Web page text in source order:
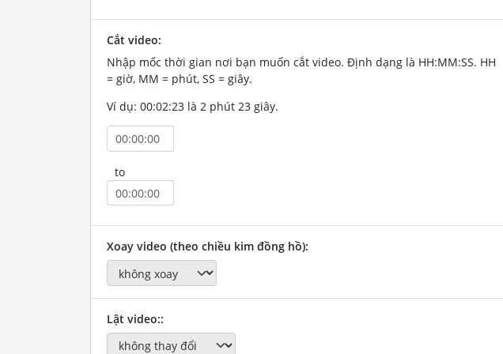
Cắt video:
Nhập mốc thời gian nơi bạn muốn cắt video. Định dạng là HH:MM:SS. HH
= giờ, MM = phút, SS = giây.
Ví dụ: 00:02:23 là 2 phút 23 giây.
to
Xoay video (theo chiều kim đồng hồ):
Lật video::